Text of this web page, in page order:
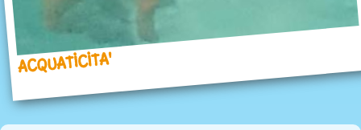
ACQUATICITA'